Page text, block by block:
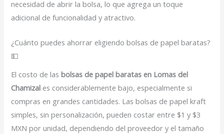
necesidad de abrir la bolsa, lo que agrega un toque
adicional de funcionalidad y atractivo.
¿Cuánto puedes ahorrar eligiendo bolsas de papel baratas?
💵
El costo de lasbolsas de papel baratas en Lomas del
Chamizal es considerablemente bajo, especialmente si
compras en grandes cantidades. Las bolsas de papel kraft
simples, sin personalización, pueden costar entre $1 y $3
MXN por unidad, dependiendo del proveedor y el tamaño